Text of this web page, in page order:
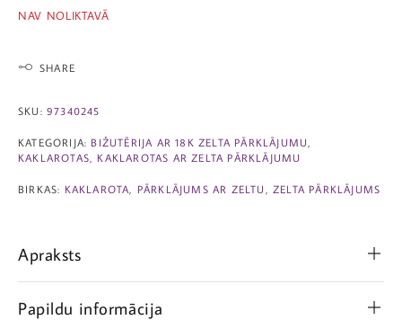
NAV NOLIKTAVĀ
SHARE
SKU: 97340245
KATEGORIJA: BIŽUTĒRIJA AR 18K ZELTA PĀRKLĀJUMU
KAKLAROTAS
KAKLAROTAS AR ZELTA PĀRKLĀJUMU
BIRKAS: KAKLAROTA PĀRKLĀJUMS AR ZELTU ZELTA PĀRKLĀJUMS
Apraksts
Papildu informācija